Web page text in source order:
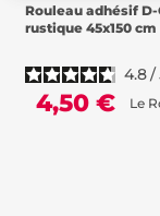
Rouleau adhésif
rustique 45x150 cm
4.8/
4,50 € Le